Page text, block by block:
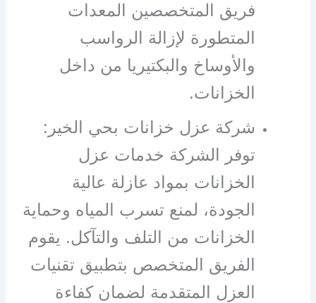
فريق المتخصصين المعدات
المتطورة لإزالة الرواسب
والأوساخ والبكتيريا من داخل
الخزانات.
شركة عزل خزانات بحي الخير:
توفر الشركة خدمات عزل
الخزانات بمواد عازلة عالية
الجودة، لمنع تسرب المياه وحماية
الخزانات من التلف والتآكل. يقوم
الفريق المتخصص بتطبيق تقنيات
العزل المتقدمة لضمان كفاءة